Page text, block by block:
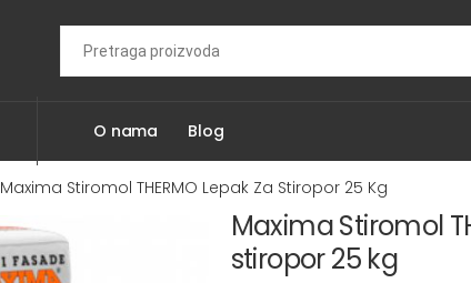
O nama Blog
Maxima Stiromol THERMO Lepak Za Stiropor 25 Kg
Maxima Stiromol
stiropor 25 kg